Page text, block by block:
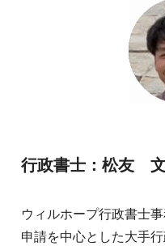
行政書士：松友
ウィルホープ行政書士
申請を中心とした大手